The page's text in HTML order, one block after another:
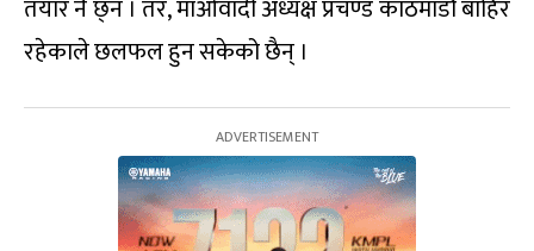
तयार नै छ्न । तर, माओवादी अध्यक्ष प्रचण्ड काठमाडौं बाहिर
रहेकाले छलफल हुन सकेको छैन् ।